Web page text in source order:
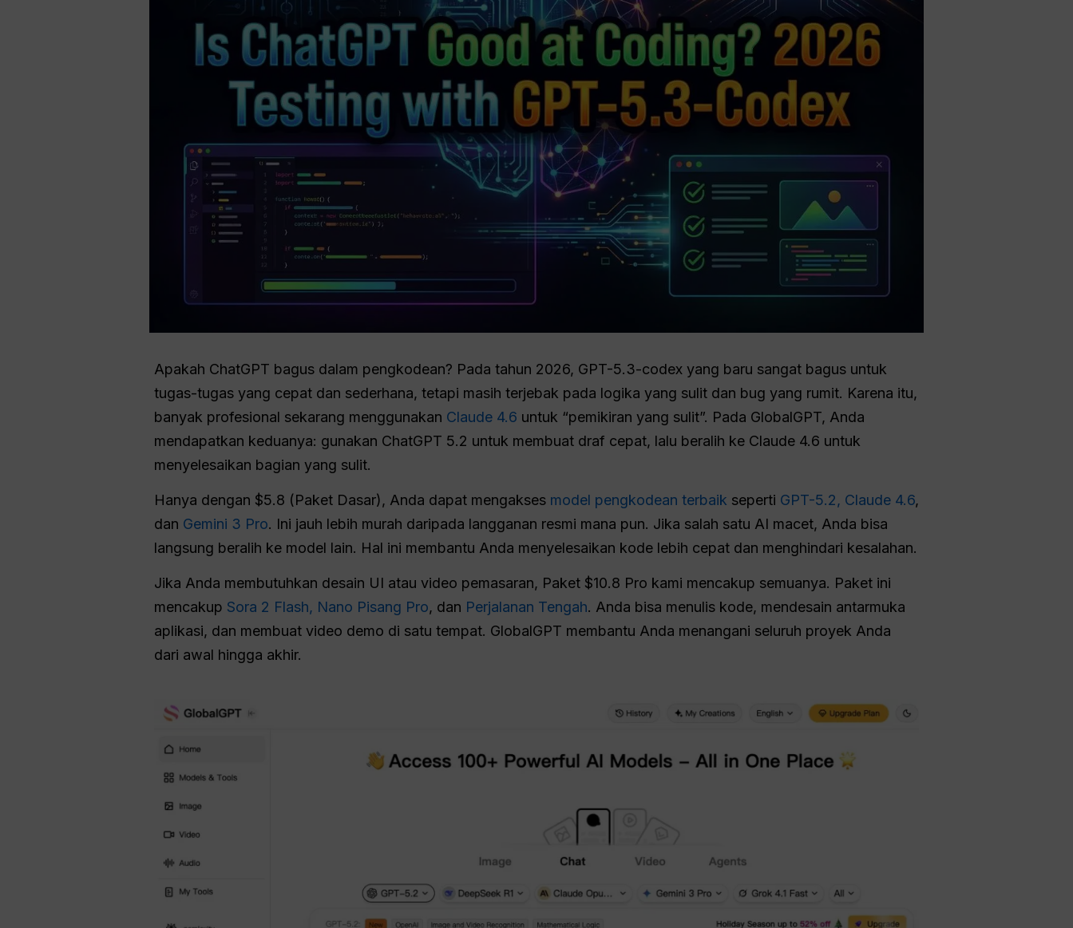
Apakah ChatGPT bagus dalam pengkodean? Pada tahun 2026, GPT-5.3-codex yang baru sangat bagus untuk
tugas-tugas yang cepat dan sederhana, tetapi masih terjebak pada logika yang sulit dan bug yang rumit. Karena itu,
banyak profesional sekarang menggunakan Claude 4.6 untuk “pemikiran yang sulit”. Pada GlobalGPT, Anda
mendapatkan keduanya: gunakan ChatGPT 5.2 untuk membuat draf cepat, lalu beralih ke Claude 4.6 untuk
menyelesaikan bagian yang sulit.
Hanya dengan $5.8 (Paket Dasar), Anda dapat mengakses model pengkodean terbaik seperti GPT-5.2, Claude 4.6,
dan Gemini 3 Pro. Ini jauh lebih murah daripada langganan resmi mana pun. Jika salah satu AI macet, Anda bisa
langsung beralih ke model lain. Hal ini membantu Anda menyelesaikan kode lebih cepat dan menghindari kesalahan.
Jika Anda membutuhkan desain UI atau video pemasaran, Paket $10.8 Pro kami mencakup semuanya. Paket ini
mencakup Sora 2 Flash, Nano Pisang Pro, dan Perjalanan Tengah. Anda bisa menulis kode, mendesain antarmuka
aplikasi, dan membuat video demo di satu tempat. GlobalGPT membantu Anda menangani seluruh proyek Anda
dari awal hingga akhir.